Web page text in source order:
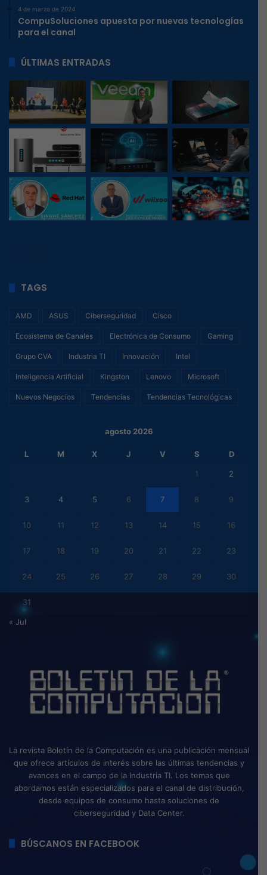
4 de marzo de 2024
CompuSoluciones apuesta por nuevas tecnologías
para el canal
ÚLTIMAS ENTRADAS
TAGS
AMD ASUS Ciberseguridad Cisco
Ecosistema de Canales Electrónica de Consumo Gaming
Grupo CVA Industria TI Innovación Intel
Inteligencia Artificial Kingston Lenovo Microsoft
Nuevos Negocios Tendencias Tendencias Tecnológicas
agosto 2026
L M X J V S D
1 2
3 4 5 6 7 8 9
10 11 12 13 14 15 16
17 18 19 20 21 22 23
24 25 26 27 28 29 30
31
« Jul
La revista Boletín de la Computación es una publicación mensual
que ofrece artículos de interés sobre las últimas tendencias y
avances en el campo de la Industria TI. Los temas que
abordamos están especializados para el canal de distribución,
desde equipos de consumo hasta soluciones de
ciberseguridad y Data Center.
BÚSCANOS EN FACEBOOK